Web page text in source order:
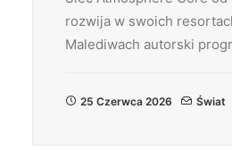
rozwija w swoich
Malediwach autorski
25 Czerwca 2026 Świat